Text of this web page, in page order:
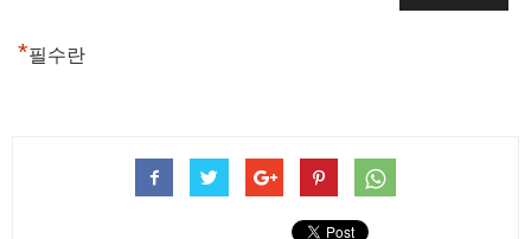
*필수란